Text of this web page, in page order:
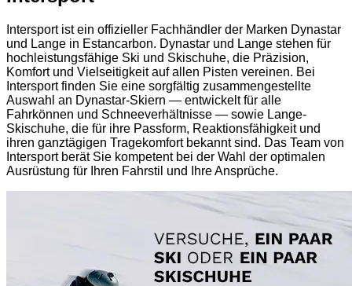
Intersport ist ein offizieller Fachhändler der Marken Dynastar
und Lange in Estancarbon. Dynastar und Lange stehen für
hochleistungsfähige Ski und Skischuhe, die Präzision,
Komfort und Vielseitigkeit auf allen Pisten vereinen. Bei
Intersport finden Sie eine sorgfältig zusammengestellte
Auswahl an Dynastar-Skiern — entwickelt für alle
Fahrkönnen und Schneeverhältnisse — sowie Lange-
Skischuhe, die für ihre Passform, Reaktionsfähigkeit und
ihren ganztägigen Tragekomfort bekannt sind. Das Team von
Intersport berät Sie kompetent bei der Wahl der optimalen
Ausrüstung für Ihren Fahrstil und Ihre Ansprüche.